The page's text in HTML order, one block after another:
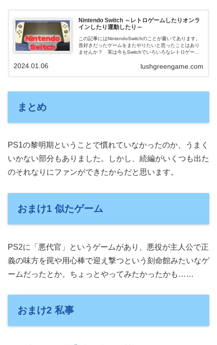
Nintendo Switch ～レトロゲームしたりオンラ
インしたり運動したり～
この記事にはNintendoSwitchのことが書いてあります。
昔好きだったゲームをまたやりたいと思ったことはあり
ませんか？ 実は今もSwitchでいろいろなレトロゲーム
lushgreengame.com
2024.01.06
まとめ
PS1の黎明期ということで慣れていなかったのか、うまく
いかない部分もありました。しかし、続編がいくつも出た
のそれなりにファンができたからだと思います。
おまけ1 似たゲーム
PS2に「悪代官」というゲームがあり、悪役が主人公で正
義の味方を罠や用心棒で迎え撃つという刻命館みたいなゲ
ームだったとか。ちょっとやってみたかったかも……
おまけ2 私事